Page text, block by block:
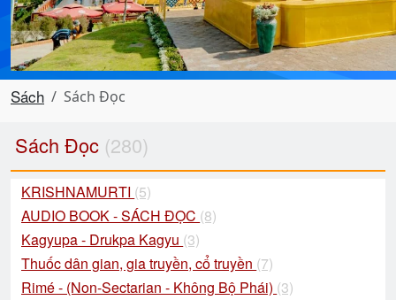
Sách Sách Đọc
Sách Đọc (280)
KRISHNAMURTI (5)
AUDIO BOOK - SÁCH ĐỌC (8)
Kagyupa - Drukpa Kagyu (3)
Thuốc dân gian, gia truyền, cổ truyền (7)
Rimé - (Non-Sectarian - Không Bộ Phái) (3)